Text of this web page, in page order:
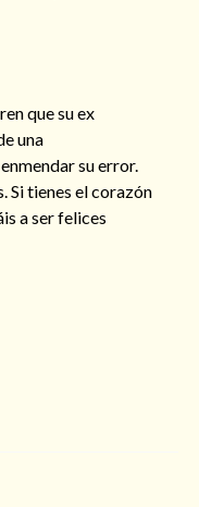
que su ex
una
su error.
Si tienes el corazón
a ser felices